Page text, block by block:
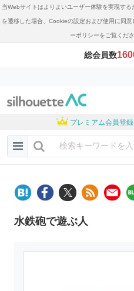
当Webサイトはよりよいユーザー体験を実現す
を遷移した場合、Cookieの設定および使用に同
ーポリシーをご覧くだ
総会員数
プレミアム会員登録
水鉄砲で遊ぶ人